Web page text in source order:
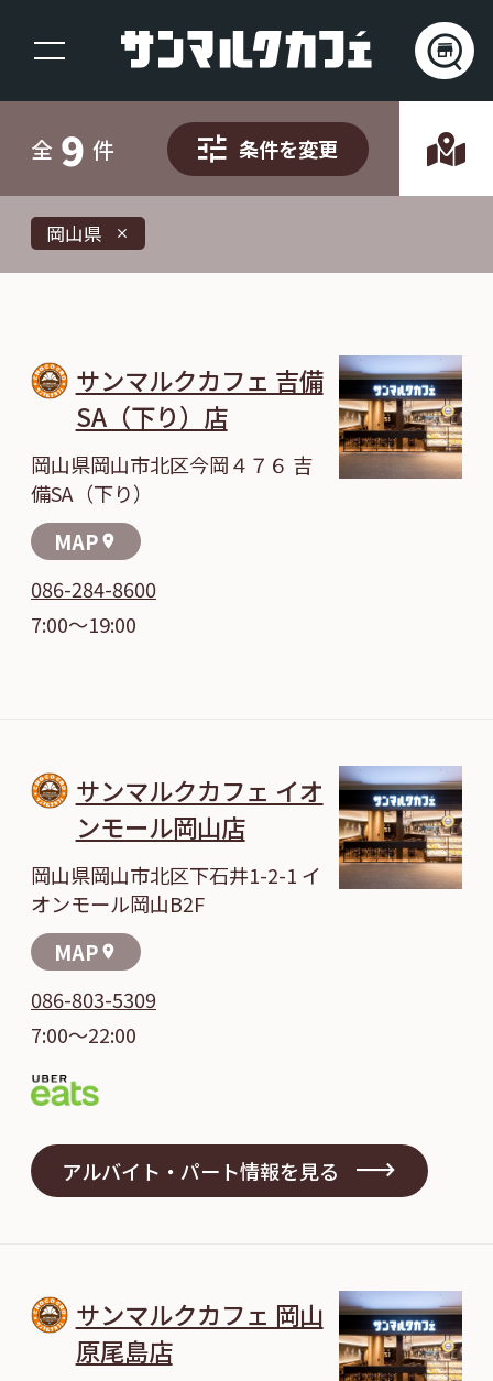
岡山県 close
全 9 件 条件を変更
サンマルクカフェ 吉備
SA（下り）店
岡山県岡山市北区今岡４７６ 吉
備SA（下り）
MAP location_on
086-284-8600
7:00～19:00
サンマルクカフェ イオ
ンモール岡山店
岡山県岡山市北区下石井1-2-1 イ
オンモール岡山B2F
MAP location_on
086-803-5309
7:00～22:00
アルバイト・パート情報を見る
サンマルクカフェ 岡山
原尾島店